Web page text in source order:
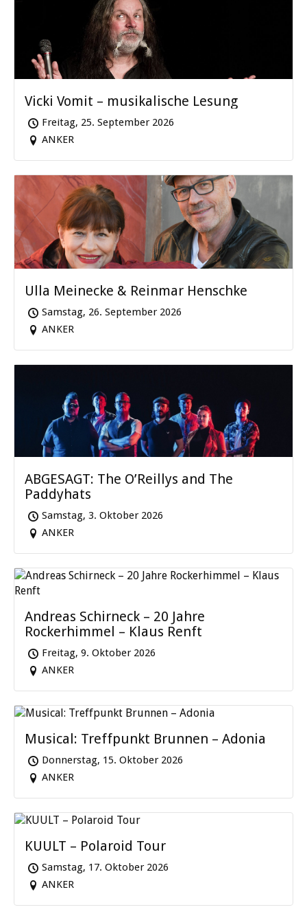
Vicki Vomit – musikalische Lesung
Freitag, 25. September 2026
ANKER
Ulla Meinecke & Reinmar Henschke
Samstag, 26. September 2026
ANKER
ABGESAGT: The O’Reillys and The
Paddyhats
Samstag, 3. Oktober 2026
ANKER
Andreas Schirneck – 20 Jahre
Rockerhimmel – Klaus Renft
Freitag, 9. Oktober 2026
ANKER
Musical: Treffpunkt Brunnen – Adonia
Donnerstag, 15. Oktober 2026
ANKER
KUULT – Polaroid Tour
Samstag, 17. Oktober 2026
ANKER